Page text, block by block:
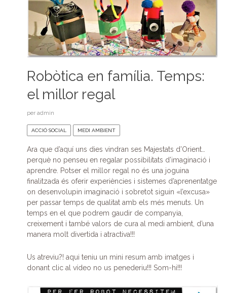
Robòtica en família. Temps:
el millor regal
per admin
ACCIÓ SOCIAL MEDI AMBIENT
Ara que d’aquí uns dies vindran ses Majestats d’Orient…
perquè no penseu en regalar possibilitats d’imaginació i
aprendre. Potser el millor regal no és una joguina
finalitzada és oferir experiències i sistemes d’aprenentatge
on desenvolupin imaginació i sobretot siguin «l’excusa»
per passar temps de qualitat amb els més menuts. Un
temps en el que podrem gaudir de companyia,
creixement i també valors de cura al medi ambient, d’una
manera molt divertida i atractiva!!!
Us atreviu?! aqui teniu un mini resum amb imatges i
donant clic al vídeo no us penederiu!!! Som-hi!!!